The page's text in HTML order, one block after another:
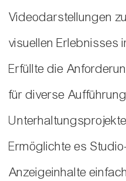
Videodarstellungen
visuellen Erlebnisses
Erfüllte die
für diverse
Ermöglichte es
Anzeigeinhalte